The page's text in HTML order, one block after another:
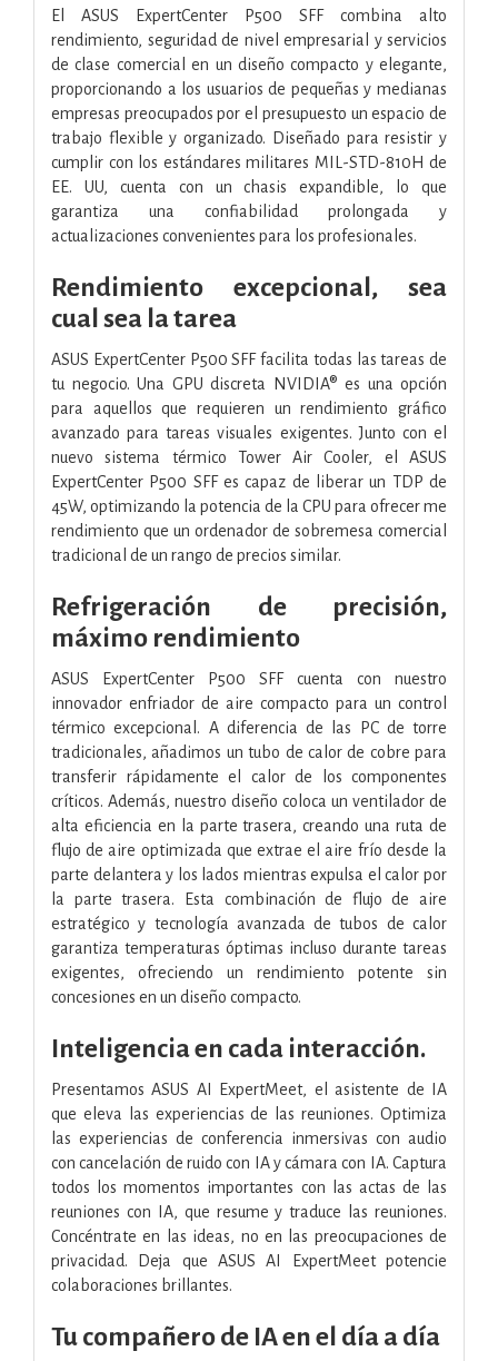
El ASUS ExpertCenter P500 SFF combina alto
rendimiento, seguridad de nivel empresarial y servicios
de clase comercial en un diseño compacto y elegante,
proporcionando a los usuarios de pequeñas y medianas
empresas preocupados por el presupuesto un espacio de
trabajo flexible y organizado. Diseñado para resistir y
cumplir con los estándares militares MIL-STD-810H de
EE. UU, cuenta con un chasis expandible, lo que
garantiza una confiabilidad prolongada y
actualizaciones convenientes para los profesionales.
Rendimiento excepcional, sea
cual sea la tarea
ASUS ExpertCenter P500 SFF facilita todas las tareas de
tu negocio. Una GPU discreta NVIDIA® es una opción
para aquellos que requieren un rendimiento gráfico
avanzado para tareas visuales exigentes. Junto con el
nuevo sistema térmico Tower Air Cooler, el ASUS
ExpertCenter P500 SFF es capaz de liberar un TDP de
45W, optimizando la potencia de la CPU para ofrecer me
rendimiento que un ordenador de sobremesa comercial
tradicional de un rango de precios similar.
Refrigeración de precisión,
máximo rendimiento
ASUS ExpertCenter P500 SFF cuenta con nuestro
innovador enfriador de aire compacto para un control
térmico excepcional. A diferencia de las PC de torre
tradicionales, añadimos un tubo de calor de cobre para
transferir rápidamente el calor de los componentes
críticos. Además, nuestro diseño coloca un ventilador de
alta eficiencia en la parte trasera, creando una ruta de
flujo de aire optimizada que extrae el aire frío desde la
parte delantera y los lados mientras expulsa el calor por
la parte trasera. Esta combinación de flujo de aire
estratégico y tecnología avanzada de tubos de calor
garantiza temperaturas óptimas incluso durante tareas
exigentes, ofreciendo un rendimiento potente sin
concesiones en un diseño compacto.
Inteligencia en cada interacción.
Presentamos ASUS AI ExpertMeet, el asistente de IA
que eleva las experiencias de las reuniones. Optimiza
las experiencias de conferencia inmersivas con audio
con cancelación de ruido con IA y cámara con IA. Captura
todos los momentos importantes con las actas de las
reuniones con IA, que resume y traduce las reuniones.
Concéntrate en las ideas, no en las preocupaciones de
privacidad. Deja que ASUS AI ExpertMeet potencie
colaboraciones brillantes.
Tu compañero de IA en el día a día